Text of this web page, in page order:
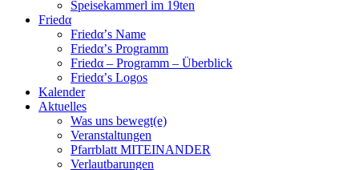
Speisekammerl im 19ten
Friedα
Friedα’s Name
Friedα’s Programm
Friedα – Programm – Überblick
Friedα’s Logos
Kalender
Aktuelles
Was uns bewegt(e)
Veranstaltungen
Pfarrblatt MITEINANDER
Verlautbarungen